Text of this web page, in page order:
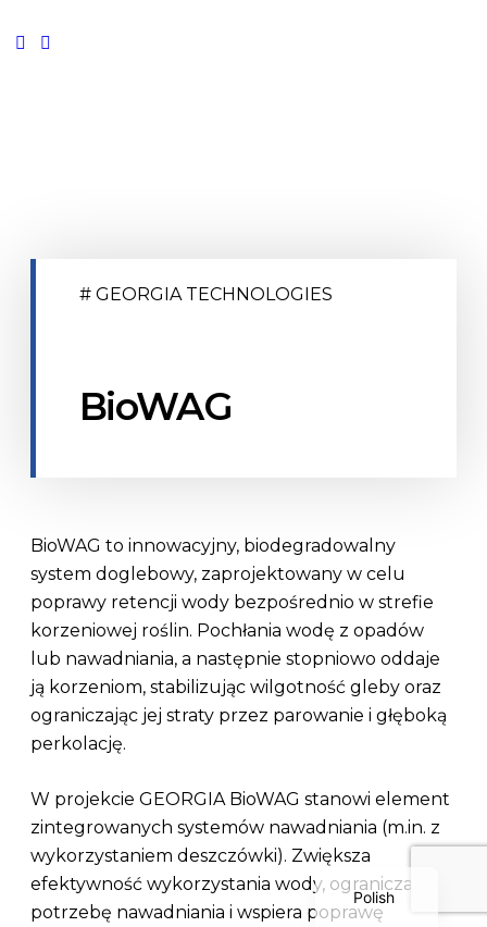
# GEORGIA TECHNOLOGIES
BioWAG​
BioWAG to innowacyjny, biodegradowalny
system doglebowy, zaprojektowany w celu
poprawy retencji wody bezpośrednio w strefie
korzeniowej roślin. Pochłania wodę z opadów
lub nawadniania, a następnie stopniowo oddaje
ją korzeniom, stabilizując wilgotność gleby oraz
ograniczając jej straty przez parowanie i głęboką
perkolację.
W projekcie GEORGIA BioWAG stanowi element
zintegrowanych systemów nawadniania (m.in. z
wykorzystaniem deszczówki). Zwiększa
efektywność wykorzystania wody, ogranicza
potrzebę nawadniania i wspiera poprawę
Polish
English
German
Greek
Italian
Dutch
Serbian